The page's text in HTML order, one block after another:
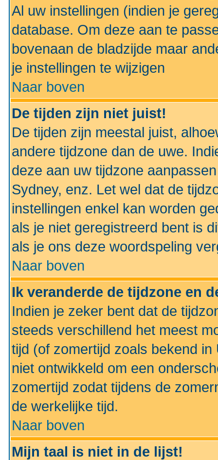
Al uw instellingen (indien je
database. Om deze aan te
bovenaan de bladzijde maar
je instellingen te wijzigen
Naar boven
De tijden zijn niet juist!
De tijden zijn meestal juist,
andere tijdzone dan de uwe.
deze aan uw tijdzone
Sydney, enz. Let wel dat de
instellingen enkel kan worden
als je niet geregistreerd bent is
als je ons deze woordspeling
Naar boven
Ik veranderde de tijdzone en
Indien je zeker bent dat de
steeds verschillend het meest
tijd (of zomertijd zoals bekend
niet ontwikkeld om een
zomertijd zodat tijdens de
de werkelijke tijd.
Naar boven
Mijn taal is niet in de lijst!